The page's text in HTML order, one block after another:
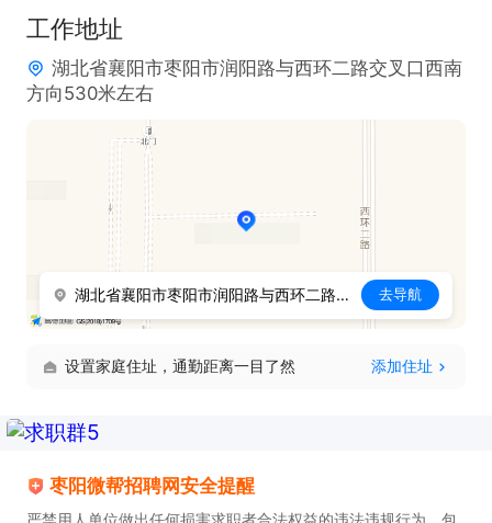
工作地址
湖北省襄阳市枣阳市润阳路与西环二路交叉口西南
方向530米左右
湖北省襄阳市枣阳市润阳路与西环二路交叉口西南方向530米左右 去导航
设置家庭住址，通勤距离一目了然 添加住址
枣阳微帮招聘网安全提醒